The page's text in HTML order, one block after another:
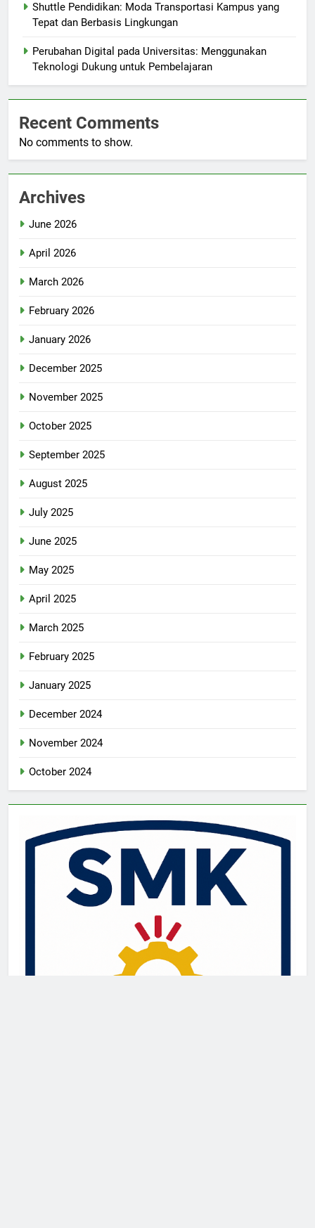
Shuttle Pendidikan: Moda Transportasi Kampus yang
Tepat dan Berbasis Lingkungan
Perubahan Digital pada Universitas: Menggunakan
Teknologi Dukung untuk Pembelajaran
Recent Comments
No comments to show.
Archives
June 2026
April 2026
March 2026
February 2026
January 2026
December 2025
November 2025
October 2025
September 2025
August 2025
July 2025
June 2025
May 2025
April 2025
March 2025
February 2025
January 2025
December 2024
November 2024
October 2024